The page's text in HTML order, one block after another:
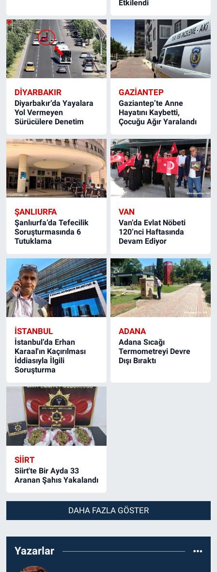
Etkilendi
DIYARBAKIR
Diyarbakır’da Yayalara
Yol Vermeyen
Sürücülere Denetim
GAZIANTEP
Gaziantep’te Anne
Hayatını Kaybetti,
Çocuğu Ağır Yaralandı
ŞANLIURFA
Şanlıurfa’da Tefecilik
Soruşturmasında 6
Tutuklama
VAN
Van’da Evlat Nöbeti
120’nci Haftasında
Devam Ediyor
İSTANBUL
İstanbul’da Erhan
Karaal'ın Kaçırılması
İddiasıyla İlgili
Soruşturma
ADANA
Adana Sıcağı
Termometreyi Devre
Dışı Bıraktı
SIIRT
Siirt'te Bir Ayda 33
Aranan Şahıs Yakalandı
DAHA FAZLA GÖSTER
Yazarlar